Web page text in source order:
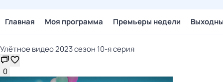
Главная Моя программа Премьеры недели
Улётное видео 2023 сезон 10-я серия
0